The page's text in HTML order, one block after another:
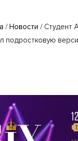
/ Новости /Студент
подростковую